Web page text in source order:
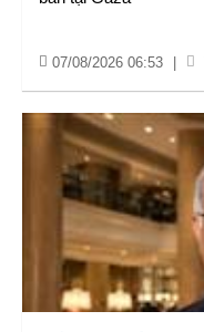
07/08/2026 06:53